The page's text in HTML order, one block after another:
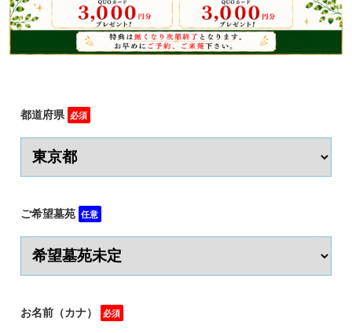
都道府県 必須
ご希望墓苑 任意
お名前（カナ） 必須